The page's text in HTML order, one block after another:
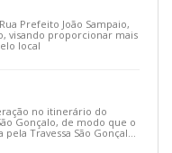
Prefeito João Sampaio,
visando proporcionar mais
local
no itinerário do
Gonçalo, de modo que o
pela Travessa São Gonçalo